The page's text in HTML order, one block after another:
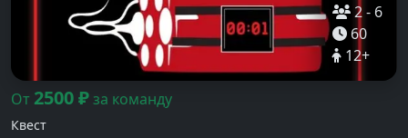
2- 6
60
12+
От 2500₽за команду
Квест